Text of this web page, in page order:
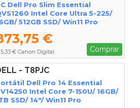
Dell Pro Slim Essential
Intel Core Ultra 5-225/
512GB SSD/ Win11 Pro
€
€ Canon Digital. Comprar
- T8PJC
Dell Pro 14 Essential
Intel Core 7-150U/ 16GB/
SSD/ 14"/ Win11 Pro